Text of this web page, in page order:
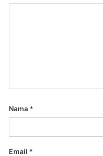
Nama *
Email *